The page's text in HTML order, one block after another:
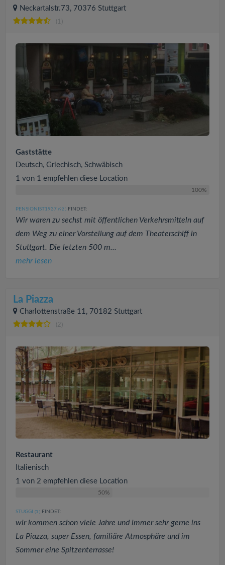
Neckartalstr.73, 70376 Stuttgart
(1)
Gaststätte
Deutsch, Griechisch, Schwäbisch
1 von 1 empfehlen diese Location
100%
PENSIONIST1937 (92 ) FINDET:
Wir waren zu sechst mit öffentlichen Verkehrsmitteln auf
dem Weg zu einer Vorstellung auf dem Theaterschiff in
Stuttgart. Die letzten 500 m...
mehr lesen
La Piazza
Charlottenstraße 11, 70182 Stuttgart
(2)
Restaurant
Italienisch
1 von 2 empfehlen diese Location
50%
STUGGI (3 ) FINDET:
wir kommen schon viele Jahre und immer sehr gerne ins
La Piazza, super Essen, familiäre Atmosphäre und im
Sommer eine Spitzenterrasse!